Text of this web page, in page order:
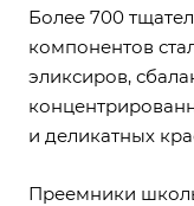
Более 700
компонентов
эликсиров,
и деликатных
Преемники